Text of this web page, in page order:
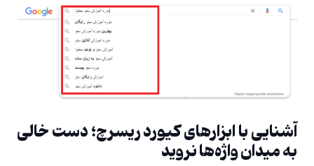
آشنایی با ابزارهای کیورد ریسرچ؛ دست خالی
به میدان واژه‌ها نروید